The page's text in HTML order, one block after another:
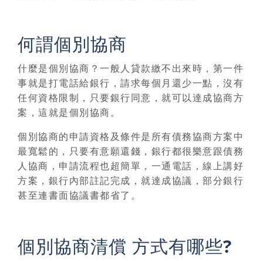
何謂個別協商
什麼是個別協商？一般人貸款繳不出來時，第一件
事就是打電話給銀行，請求每個月還少一點，沒有
任何資格限制， 只要銀行同意，就可以達成協商方
案，這就是個別協商。
個別協商的申請資格及條件是所有債務協商方案中
最寬鬆的，只要有意願還錢，銀行都很樂意跟債務
人協商，申請流程也超簡單，一通電話，線上講好
方案，銀行內部註記完成，就達成協議，部分銀行
甚至連書面協議書都省了。
個別協商清償 方式有哪些?